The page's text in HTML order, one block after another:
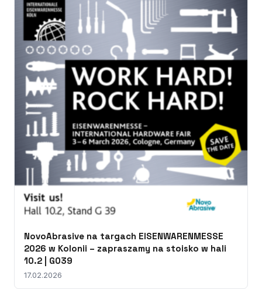
NovoAbrasive na targach EISENWARENMESSE
2026 w Kolonii – zapraszamy na stoisko w hali
10.2 | G039
17.02.2026